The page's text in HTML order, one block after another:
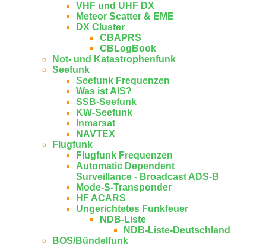
VHF und UHF DX
Meteor Scatter & EME
DX Cluster
CBAPRS
CBLogBook
Not- und Katastrophenfunk
Seefunk
Seefunk Frequenzen
Was ist AIS?
SSB-Seefunk
KW-Seefunk
In­mar­sat
NAV­TEX
Flugfunk
Flugfunk Frequenzen
Automatic Dependent
Surveillance - Broadcast ADS-B
Mode-S-Transponder
HF ACARS
Ungerichtetes Funkfeuer
NDB-Liste
NDB-Liste-Deutschland
BOS/Bündelfunk